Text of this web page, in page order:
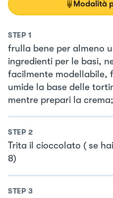
Modalità
STEP 1
frulla bene per almeno
ingredienti per le basi,
facilmente modellabile,
umide la base delle
mentre prepari la crema;
STEP 2
Trita il cioccolato ( se
8)
STEP 3